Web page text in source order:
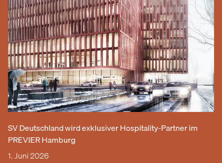
SV Deutschland wird exklusiver Hospitality-Partner im
PREVIER Hamburg
1. Juni 2026